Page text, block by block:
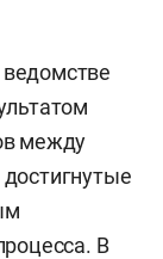
между
В